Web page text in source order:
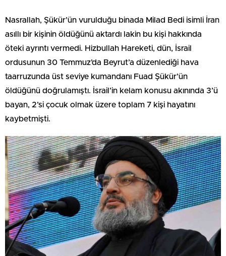
Nasrallah, Şükür’ün vurulduğu binada Milad Bedi isimli İran
asıllı bir kişinin öldüğünü aktardı lakin bu kişi hakkında
öteki ayrıntı vermedi. Hizbullah Hareketi, dün, İsrail
ordusunun 30 Temmuz’da Beyrut’a düzenlediği hava
taarruzunda üst seviye kumandanı Fuad Şükür’ün
öldüğünü doğrulamıştı. İsrail’in kelam konusu akınında 3’ü
bayan, 2’si çocuk olmak üzere toplam 7 kişi hayatını
kaybetmişti.